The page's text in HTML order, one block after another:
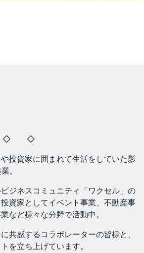
◇
投資家に囲まれて生活をしていた影
。
ジネスコミュニティ「ワクセル」の
資家としてイベント事業、不動産事
など様々な分野で活動中。
共感するコラボレーターの皆様と、
を立ち上げています。